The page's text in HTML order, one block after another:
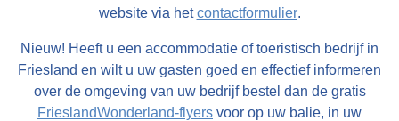
website via hetcontactformulier.
Nieuw! Heeft u een accommodatie of toeristisch bedrijf in
Friesland en wilt u uw gasten goed en effectief informeren
over de omgeving van uw bedrijf bestel dan de gratis
FrieslandWonderland-flyers voor op uw balie, in uw